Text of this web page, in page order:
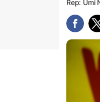
Rep: Umi